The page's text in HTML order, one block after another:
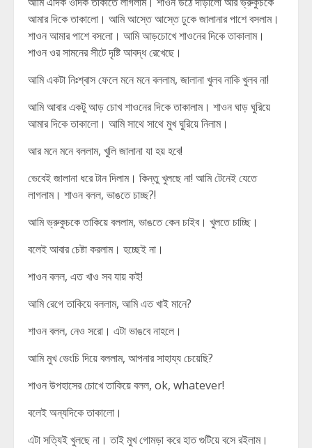
আমার দিকে তাকালো। আমি আস্তে আস্তে ঢুকে জালানার পাশে বসলাম।
শাওন আমার পাশে বসলো। আমি আড়চোখে শাওনের দিকে তাকালাম।
শাওন ওর সামনের সীটে দৃষ্টি আবদ্ধ রেখেছে।
আমি একটা নিঃশ্বাস ফেলে মনে মনে বললাম, জালানা খুলব নাকি খুলব না!
আমি আবার একটু আড় চোখ শাওনের দিকে তাকালাম। শাওন ঘাড় ঘুরিয়ে
আমার দিকে তাকালো। আমি সাথে সাথে মুখ ঘুরিয়ে নিলাম।
আর মনে মনে বললাম, খুলি জালানা যা হয় হবে!
ভেবেই জালানা ধরে টান দিলাম। কিন্তু খুলছে না! আমি টেনেই যেতে
লাগলাম। শাওন বলল, ভাঙতে চাচ্ছ?!
আমি ভ্রুকুচকে তাকিয়ে বললাম, ভাঙতে কেন চাইব। খুলতে চাচ্ছি।
বলেই আবার চেষ্টা করলাম। হচ্ছেই না।
শাওন বলল, এত খাও সব যায় কই!
আমি রেগে তাকিয়ে বললাম, আমি এত খাই মানে?
শাওন বলল, নেও সরো। এটা ভাঙবে নাহলে।
আমি মুখ ভেংচি দিয়ে বললাম, আপনার সাহায্য চেয়েছি?
শাওন উপহাসের চোখে তাকিয়ে বলল, ok, whatever!
বলেই অন্যদিকে তাকালো।
এটা সত্যিই খুলছে না। তাই মুখ গোমড়া করে হাত গুটিয়ে বসে রইলাম।